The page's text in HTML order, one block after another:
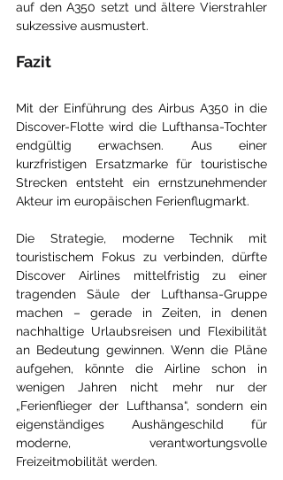
auf den A350 setzt und ältere Vierstrahler
sukzessive ausmustert.
Fazit
Mit der Einführung des Airbus A350 in die
Discover-Flotte wird die Lufthansa-Tochter
endgültig erwachsen. Aus einer
kurzfristigen Ersatzmarke für touristische
Strecken entsteht ein ernstzunehmender
Akteur im europäischen Ferienflugmarkt.
Die Strategie, moderne Technik mit
touristischem Fokus zu verbinden, dürfte
Discover Airlines mittelfristig zu einer
tragenden Säule der Lufthansa-Gruppe
machen – gerade in Zeiten, in denen
nachhaltige Urlaubsreisen und Flexibilität
an Bedeutung gewinnen. Wenn die Pläne
aufgehen, könnte die Airline schon in
wenigen Jahren nicht mehr nur der
„Ferienflieger der Lufthansa“, sondern ein
eigenständiges Aushängeschild für
moderne, verantwortungsvolle
Freizeitmobilität werden.